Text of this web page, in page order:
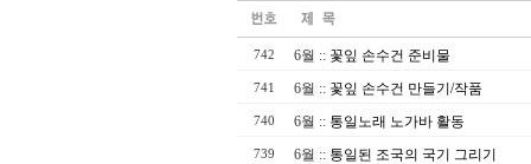
742 6월 :: 꽃잎 손수건 준비물
741 6월 :: 꽃잎 손수건 만들기/작품
740 6월 :: 통일노래 노가바 활동
739 6월 :: 통일된 조국의 국기 그리기